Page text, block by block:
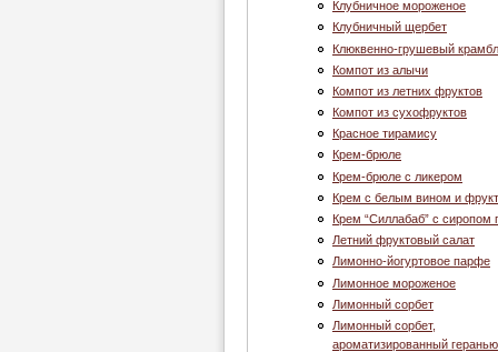
Клубничное мороженое
Клубничный щербет
Клюквенно-грушевый
Компот из алычи
Компот из летних фруктов
Компот из сухофруктов
Красное тирамису
Крем-брюле
Крем-брюле с ликером
Крем с белым вином и
Крем “Cиллабаб” с сиропом
Летний фруктовый салат
Лимонно-йогуртовое парфе
Лимонное мороженое
Лимонный сорбет
Лимонный сорбет,
ароматизированный геранью